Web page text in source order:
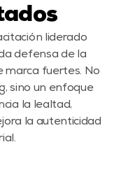
liderado
defensa de la
marca fuertes. No
sino un enfoque
la lealtad,
la autenticidad